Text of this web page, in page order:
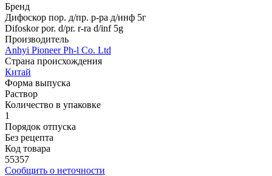
Бренд
Дифоскор пор. д/пр. р-ра д/инф 5г
Difoskor por. d/pr. r-ra d/inf 5g
Производитель
Anhyi Pioneer Ph-l Co. Ltd
Страна происхождения
Китай
Форма выпуска
Раствор
Количество в упаковке
1
Порядок отпуска
Без рецепта
Код товара
55357
Сообщить о неточности